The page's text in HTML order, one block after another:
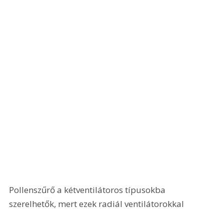
Pollenszűrő a kétventilátoros típusokba
szerelhetők, mert ezek radiál ventilátorokkal